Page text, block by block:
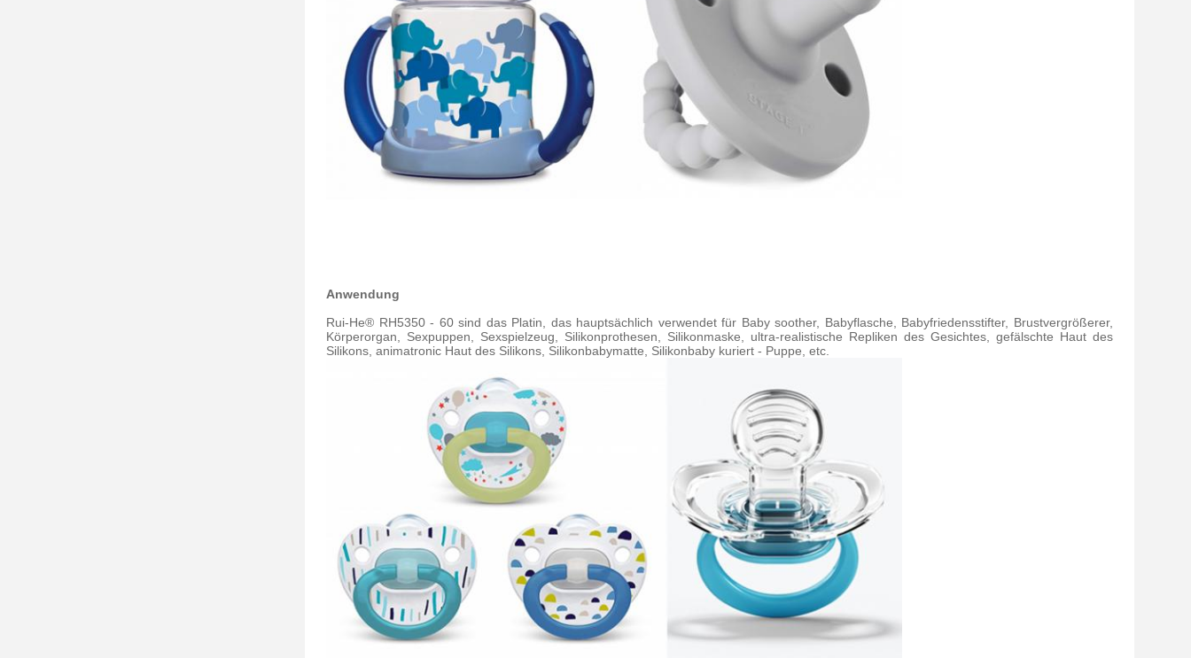
Anwendung
Rui-He® RH5350 - 60 sind das Platin, das hauptsächlich verwendet für Baby soother, Babyflasche, Babyfriedensstifter, Brustvergrößerer,
Körperorgan, Sexpuppen, Sexspielzeug, Silikonprothesen, Silikonmaske, ultra-realistische Repliken des Gesichtes, gefälschte Haut des
Silikons, animatronic Haut des Silikons, Silikonbabymatte, Silikonbaby kuriert - Puppe, etc.